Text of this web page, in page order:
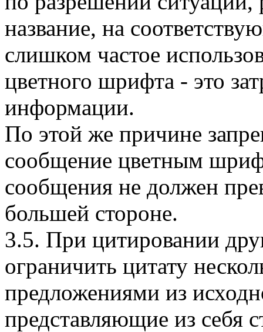
название, на
слишком частое
цветного шрифта - это
информации.
По этой же причине
сообщение цветным
сообщения не должен
большей стороне.
3.5. При цитировании
ограничить цитату
предложениями из
представляющие из себя